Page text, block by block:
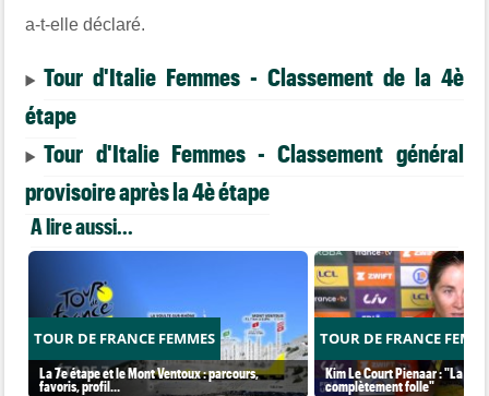
a-t-elle déclaré.
Tour d'Italie Femmes - Classement de la 4è
étape
Tour d'Italie Femmes - Classement général
provisoire après la 4è étape
A lire aussi...
TOUR DE FRANCE FEMMES
La 7e étape et le Mont Ventoux : parcours,
favoris, profil…
TOUR DE FRANCE
Kim Le Court Pienaar : "La
complètement folle"